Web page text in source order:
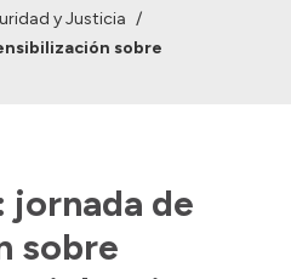
y Justicia /
sobre
jornada de
sobre